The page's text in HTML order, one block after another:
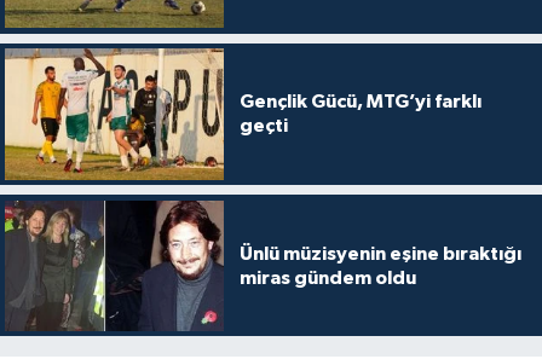
Gençlik Gücü, MTG’yi farklı
geçti
Ünlü müzisyenin eşine bıraktığı
miras gündem oldu